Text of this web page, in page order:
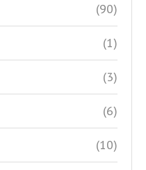
(90)
(1)
(3)
(6)
(10)